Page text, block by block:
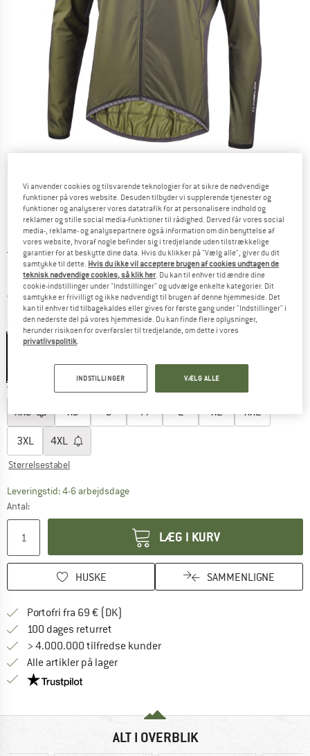
Original pris :
188,95€
Pris:
147,38€ inkl. moms.
KR1.101,75
Gratis forsendelse(DK)Danmark. Oplysninger om
Farve:Yellow / Green
Vælg en størrelse:
XXS XS S M L XL XXL
3XL 4XL
Størrelsestabel
Leveringstid: 4-6 arbejdsdageLinket åbnes i en infoboks og indeholder
Antal:
LÆG I KURV
HUSKE SAMMENLIGNE
Portofri fra 69 € (DK)
100 dages returret
> 4.000.000 tilfredse kunder
Alle artikler på lager
Vi er Trustpilot-certificeret - oplysningerne får du
ALT I OVERBLIK
Vi anvender cookies og tilsvarende teknologier for at sikre de nødvendige
funktioner på vores website. Desuden tilbyder vi supplerende tjenester og
funktioner og analyserer vores datatrafik for at personalisere indhold og
reklamer og stille social media-funktioner til rådighed. Derved får vores social
media-, reklame- og analysepartnere også information om din benyttelse af
vores website, hvoraf nogle befinder sig i tredjelande uden tilstrækkelige
garantier for at beskytte dine data. Hvis du klikker på "Vælg alle", giver du dit
samtykke til dette. Hvis du ikke vil acceptere brugen af cookies undtagen de
teknisk nødvendige cookies, så klik her . Du kan til enhver tid ændre dine
cookie-indstillinger under "Indstillinger" og udvælge enkelte kategorier. Dit
samtykke er frivilligt og ikke nødvendigt til brugen af denne hjemmeside. Det
kan til enhver tid tilbagekaldes eller gives for første gang under "Indstillinger" i
den nederste del på vores hjemmeside. Du kan finde flere oplysninger,
herunder risikoen for overførsler til tredjelande, om dette i vores
privatlivspolitik
INDSTILLINGER VÆLG ALLE